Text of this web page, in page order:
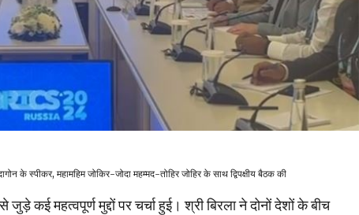
के स्पीकर, महामहिम जोकिर-जोदा महम्मद-तोहिर जोहिर के साथ द्विपक्षीय बैठक की
कई महत्वपूर्ण मुद्दों पर चर्चा हुई। श्री बिरला ने दोनों देशों के बीच